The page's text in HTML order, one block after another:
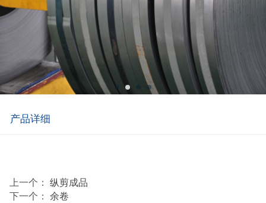
产品详细
上一个： 纵剪成品
下一个： 余卷